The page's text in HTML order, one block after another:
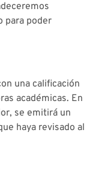
para poder
una calificación
académicas. En
se emitirá un
haya revisado al